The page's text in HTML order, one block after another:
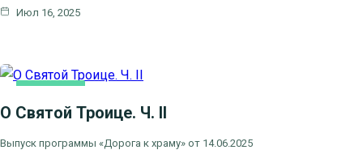
Июл 16, 2025
О Святой Троице. Ч. II
Выпуск программы «Дорога к храму» от 14.06.2025